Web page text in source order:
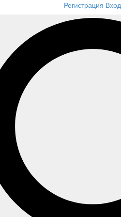
Регистрация Вход